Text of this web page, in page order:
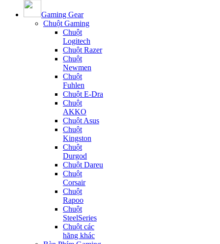
Gaming Gear
Chuột Gaming
Chuột
Logitech
Chuột Razer
Chuột
Newmen
Chuột
Fuhlen
Chuột E-Dra
Chuột
AKKO
Chuột Asus
Chuột
Kingston
Chuột
Durgod
Chuột Dareu
Chuột
Corsair
Chuột
Rapoo
Chuột
SteelSeries
Chuột các
hãng khác